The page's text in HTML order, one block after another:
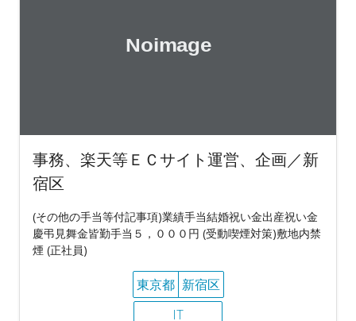
事務、楽天等ＥＣサイト運営、企画／新
宿区
(その他の手当等付記事項)業績手当結婚祝い金出産祝い金
慶弔見舞金皆勤手当５，０００円 (受動喫煙対策)敷地内禁
煙 (正社員)
東京都 新宿区
IT